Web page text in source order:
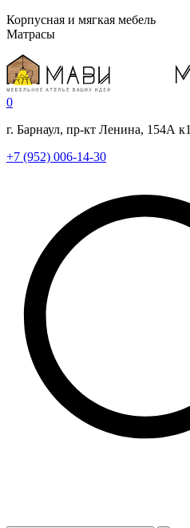
Корпусная и мягкая мебель
Матрасы
0
г. Барнаул, пр-кт Ленина, 154А к1
+7 (952) 006-14-30